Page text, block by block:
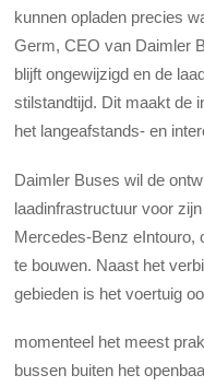
kunnen opladen precies
Germ, CEO van Daimler
blijft ongewijzigd en de
stilstandtijd. Dit maakt de
het langeafstands- en
Daimler Buses wil de
laadinfrastructuur voor
Mercedes-Benz eIntouro,
te bouwen. Naast het
gebieden is het voertuig
momenteel het meest
bussen buiten het